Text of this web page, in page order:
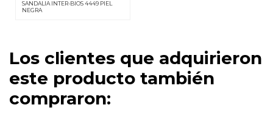
SANDALIA INTER-BIOS 4449 PIEL
NEGRA
Los clientes que adquirieron
este producto también
compraron: